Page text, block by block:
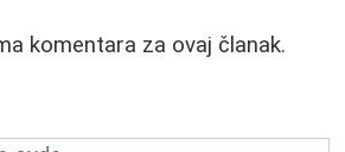
komentara za ovaj članak.